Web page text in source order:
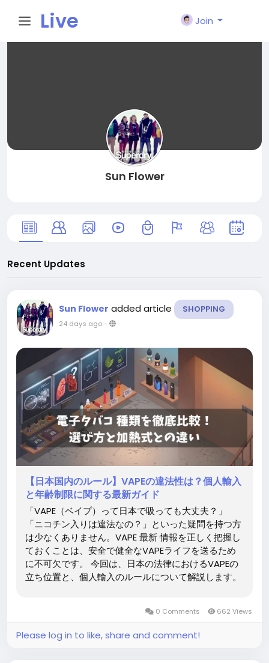
Live
Join
Sun Flower
Recent Updates
Sun Flower added article SHOPPING
24 days ago-
【日本国内のルール】VAPEの違法性は？個人輸入
と年齢制限に関する最新ガイド
「VAPE（ベイプ）って日本で吸っても大丈夫？」
「ニコチン入りは違法なの？」といった疑問を持つ方
は少なくありません。VAPE 最新 情報を正しく把握し
ておくことは、安全で健全なVAPEライフを送るため
に不可欠です。 今回は、日本の法律におけるVAPEの
立ち位置と、個人輸入のルールについて解説します。
薬品・医療機器」と定めています。そのため、厚生労
働省の承認がない限り、日本国内の店舗やオンライン
ショップでニコチン入りのVAPEを販売・譲渡するこ
0 Comments 662 Views
Please log in to like, share and comment!